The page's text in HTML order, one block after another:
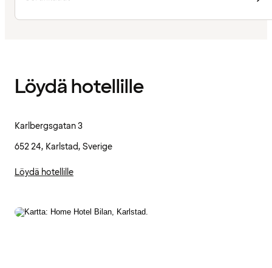
Löydä hotellille
Karlbergsgatan 3
652 24, Karlstad, Sverige
Löydä hotellille